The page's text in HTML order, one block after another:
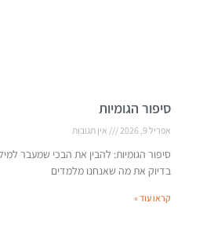
סיפור הגומיות
אפריל 9, 2026 אין תגובות
סיפור הגומיות: להבין את הבכי שמעבר
בדיוק את מה שאנחנו מלמדים
קראו עוד »